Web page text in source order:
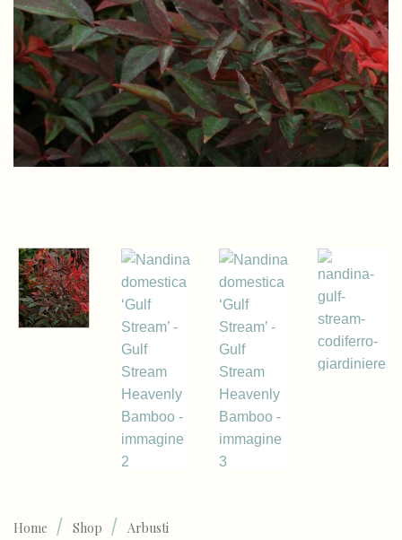
Home / Shop / Arbusti